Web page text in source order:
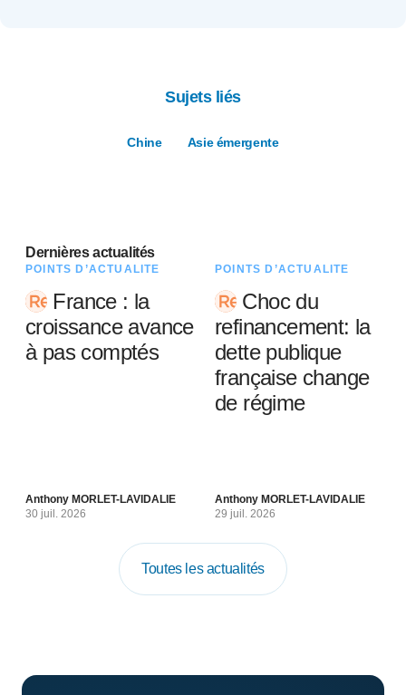
Sujets liés
Chine Asie émergente
Dernières actualités
POINTS D’ACTUALITÉ
France : la
croissance avance
à pas comptés
Anthony MORLET-LAVIDALIE
30 juil. 2026
POINTS D’ACTUALITÉ
Choc du
refinancement: la
dette publique
française change
de régime
Anthony MORLET-LAVIDALIE
29 juil. 2026
Toutes les actualités